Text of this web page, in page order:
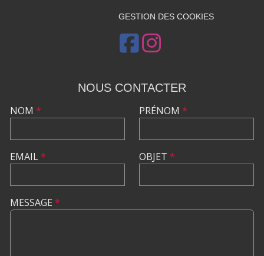
GESTION DES COOKIES
NOUS CONTACTER
NOM *
EMAIL*
PRÉNOM *
OBJET *
MESSAGE *